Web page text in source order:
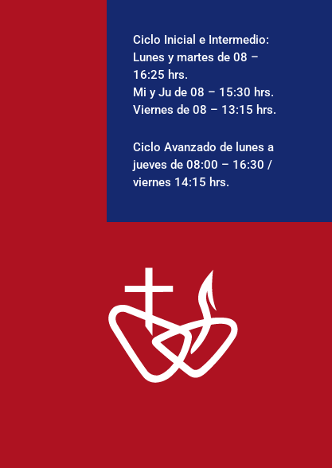
Ciclo Inicial e Intermedio:
Lunes y martes de 08 –
16:25 hrs.
Mi y Ju de 08 – 15:30 hrs.
Viernes de 08 – 13:15 hrs.
Ciclo Avanzado de lunes a
jueves de 08:00 – 16:30 /
viernes 14:15 hrs.